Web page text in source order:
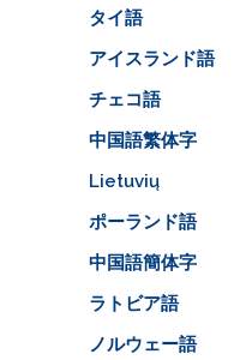
タイ語
アイスランド語
チェコ語
中国語繁体字
Lietuvių
ポーランド語
中国語簡体字
ラトビア語
ノルウェー語